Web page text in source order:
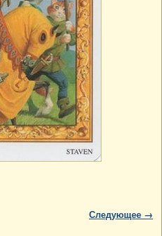
Следующее →